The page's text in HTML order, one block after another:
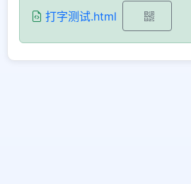
打字测试.html